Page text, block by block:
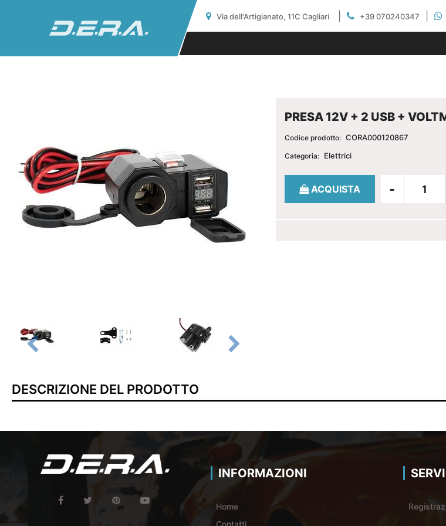
Via dell'Artigianato, 11C Cagliari +39 070240347
PRESA 12V + 2 USB +
Codice prodotto: CORA000120867
Categoria: Elettrici
Quantità
ACQUISTA
DESCRIZIONE DEL PRODOTTO
INFORMAZIONI
Home